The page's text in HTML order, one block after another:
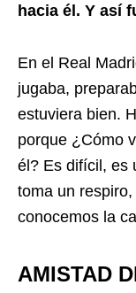
hacia él. Y así
En el Real
jugaba,
estuviera bien.
porque ¿Cómo
él? Es difícil, es
toma un
conocemos la
AMISTAD